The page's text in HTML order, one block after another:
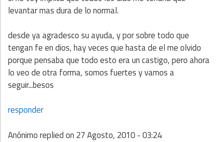
levantar mas dura de lo normal.
desde ya agradesco su ayuda, y por sobre todo que
tengan fe en dios, hay veces que hasta de el me olvido
porque pensaba que todo esto era un castigo, pero ahora
lo veo de otra forma, somos fuertes y vamos a
seguir...besos
responder
Anónimoreplied on 27 Agosto, 2010 - 03:24